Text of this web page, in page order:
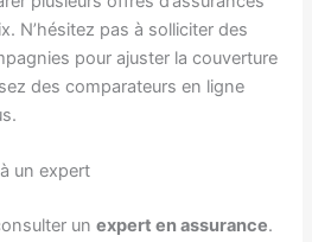
N’hésitez pas à solliciter des
pour ajuster la couverture
des comparateurs en ligne
un expert
unexpert en assurance.